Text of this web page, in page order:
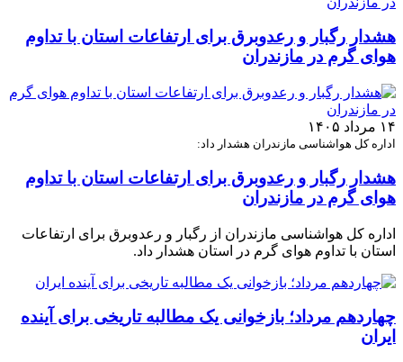
هشدار رگبار و رعدوبرق برای ارتفاعات استان با تداوم
هوای گرم در مازندران
۱۴ مرداد ۱۴۰۵
اداره کل هواشناسی مازندران هشدار داد:
هشدار رگبار و رعدوبرق برای ارتفاعات استان با تداوم
هوای گرم در مازندران
اداره کل هواشناسی مازندران از رگبار و رعدوبرق برای ارتفاعات
استان با تداوم هوای گرم در استان هشدار داد.
چهاردهم مرداد؛ بازخوانی یک مطالبه تاریخی برای آینده
ایران